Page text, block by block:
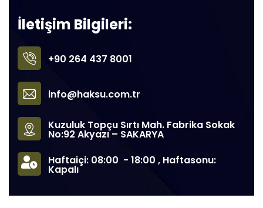
İletişim Bilgileri:
+90 264 437 8001
info@haksu.com.tr
Kuzuluk Topçu Sırtı Mah. Fabrika Sokak
No:92 Akyazı – SAKARYA
Haftaiçi: 08:00 - 18:00 , Haftasonu:
Kapalı